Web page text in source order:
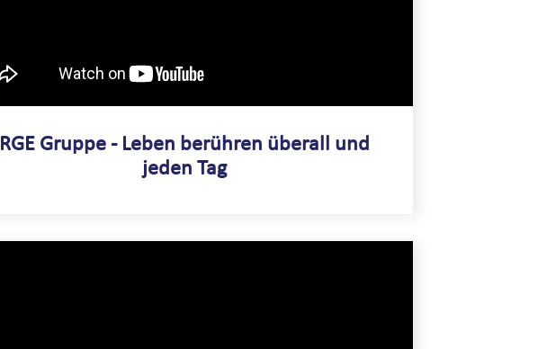
RGE Gruppe - Leben berühren überall und
jeden Tag